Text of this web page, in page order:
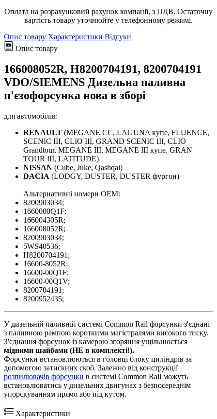
Оплата на розрахунковий рахунок компанії, з ПДВ. Остаточну
вартість товару уточнюйте у телефонному режимі.
Опис товару Характеристики Відгуки
Опис товару
166008052R, H8200704191, 8200704191
VDO/SIEMENS Дизельна паливна
п'єзофорсунка нова в зборі
для автомобілів:
RENAULT (MEGANE CC, LAGUNA купе, FLUENCE,
SCENIC III, CLIO III, GRAND SCENIC III, CLIO
Grandtour, MEGANE III, MEGANE III купе, GRAN
TOUR III, LATITUDE)
NISSAN (Cube, Juke, Qashqai)
DACIA (LODGY, DUSTER, DUSTER фургон)
Альтернативні номери ОЕМ:
8200903034;
1660000Q1F;
166004305R;
166008052R;
8200903034;
5WS40536;
H8200704191;
16600-8052R;
16600-00Q1F;
16600-00Q1V;
8200704191;
8200952435;
У дизельній паливній системі Common Rail форсунки з'єднані
з паливною рампою короткими магістралями високого тиску.
З'єднання форсунок із камерою згоряння ущільнюється
мідними шайбами (НЕ в комплекті!).
Форсунки встановлюються в головці блоку циліндрів за
допомогою затискних скоб. Залежно від конструкції
розпилювачів форсунки в системі Common Rail можуть
встановлюватись у дизельних двигунах з безпосереднім
упорскуванням прямо або під кутом.
Характеристики